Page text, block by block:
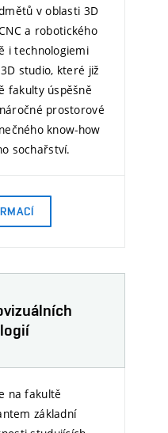
v oblasti 3D
a robotického
i technologiemi
studio, které již
fakulty úspěšně
prostorové
know-how
sochařství.
na fakultě
základní